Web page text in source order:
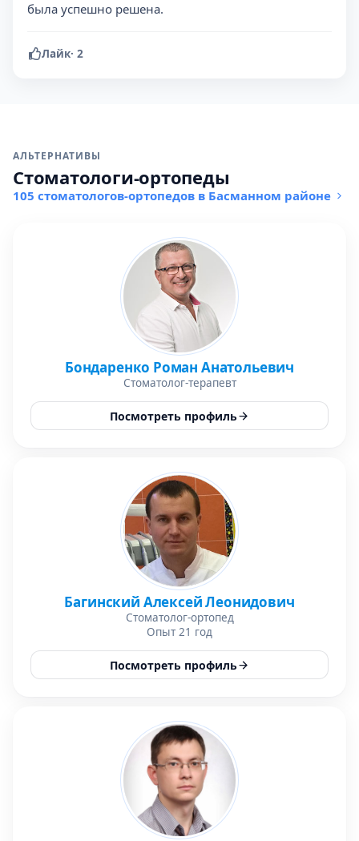
была успешно решена.
Лайк· 2
АЛЬТЕРНАТИВЫ
Стоматологи-ортопеды
105 стоматологов-ортопедов в Басманном районе
Бондаренко Роман Анатольевич
Стоматолог-терапевт
Посмотреть профиль
Багинский Алексей Леонидович
Стоматолог-ортопед
Опыт 21 год
Посмотреть профиль